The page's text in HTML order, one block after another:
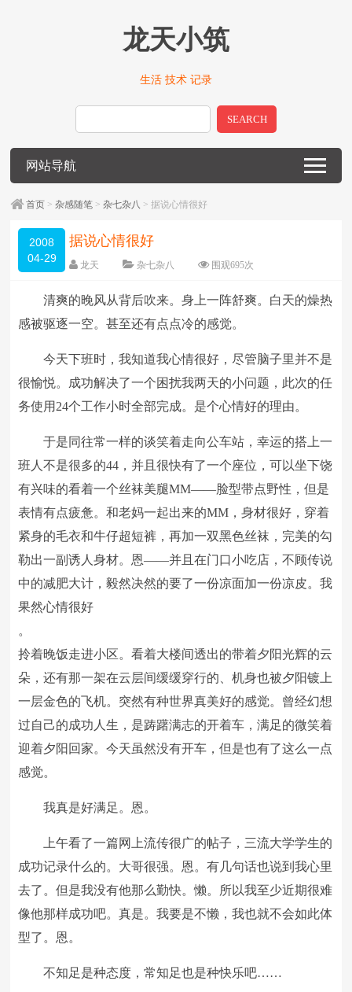
龙天小筑
生活 技术 记录
SEARCH
网站导航
首页 >杂感随笔 >杂七杂八 > 据说心情很好
2008
04-29
据说心情很好
龙天 杂七杂八 围观695次
字体：大 中 小
清爽的晚风从背后吹来。身上一阵舒爽。白天的燥热
感被驱逐一空。甚至还有点点冷的感觉。
今天下班时，我知道我心情很好，尽管脑子里并不是
很愉悦。成功解决了一个困扰我两天的小问题，此次的任
务使用24个工作小时全部完成。是个心情好的理由。
于是同往常一样的谈笑着走向公车站，幸运的搭上一
班人不是很多的44，并且很快有了一个座位，可以坐下饶
有兴味的看着一个丝袜美腿MM——脸型带点野性，但是
表情有点疲惫。和老妈一起出来的MM，身材很好，穿着
紧身的毛衣和牛仔超短裤，再加一双黑色丝袜，完美的勾
勒出一副诱人身材。恩——并且在门口小吃店，不顾传说
中的减肥大计，毅然决然的要了一份凉面加一份凉皮。我
果然心情很好
。
拎着晚饭走进小区。看着大楼间透出的带着夕阳光辉的云
朵，还有那一架在云层间缓缓穿行的、机身也被夕阳镀上
一层金色的飞机。突然有种世界真美好的感觉。曾经幻想
过自己的成功人生，是踌躇满志的开着车，满足的微笑着
迎着夕阳回家。今天虽然没有开车，但是也有了这么一点
感觉。
我真是好满足。恩。
上午看了一篇网上流传很广的帖子，三流大学学生的
成功记录什么的。大哥很强。恩。有几句话也说到我心里
去了。但是我没有他那么勤快。懒。所以我至少近期很难
像他那样成功吧。真是。我要是不懒，我也就不会如此体
型了。恩。
不知足是种态度，常知足也是种快乐吧……